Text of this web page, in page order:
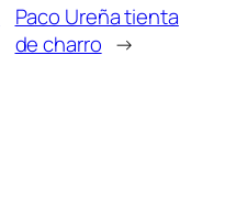
Paco Ureña tienta
de charro →